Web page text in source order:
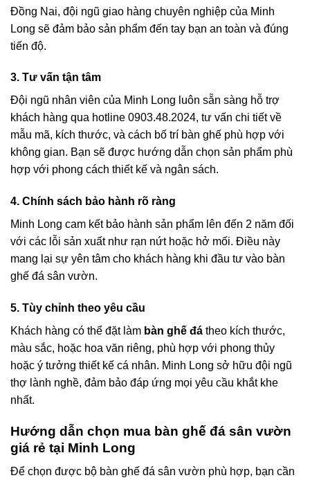
Đồng Nai, đội ngũ giao hàng chuyên nghiệp của Minh
Long sẽ đảm bảo sản phẩm đến tay bạn an toàn và đúng
tiến độ.
3. Tư vấn tận tâm
Đội ngũ nhân viên của Minh Long luôn sẵn sàng hỗ trợ
khách hàng qua hotline 0903.48.2024, tư vấn chi tiết về
mẫu mã, kích thước, và cách bố trí bàn ghế phù hợp với
không gian. Bạn sẽ được hướng dẫn chọn sản phẩm phù
hợp với phong cách thiết kế và ngân sách.
4. Chính sách bảo hành rõ ràng
Minh Long cam kết bảo hành sản phẩm lên đến 2 năm đối
với các lỗi sản xuất như rạn nứt hoặc hở mối. Điều này
mang lại sự yên tâm cho khách hàng khi đầu tư vào bàn
ghế đá sân vườn.
5. Tùy chỉnh theo yêu cầu
Khách hàng có thể đặt làm bàn ghế đá theo kích thước,
màu sắc, hoặc hoa văn riêng, phù hợp với phong thủy
hoặc ý tưởng thiết kế cá nhân. Minh Long sở hữu đội ngũ
thợ lành nghề, đảm bảo đáp ứng mọi yêu cầu khắt khe
nhất.
Hướng dẫn chọn mua bàn ghế đá sân vườn
giá rẻ tại Minh Long
Để chọn được bộ bàn ghế đá sân vườn phù hợp, bạn cần